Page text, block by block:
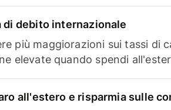
di debito internazionale
più maggiorazioni sui tassi di
elevate quando spendi
all'estero e risparmia sulle